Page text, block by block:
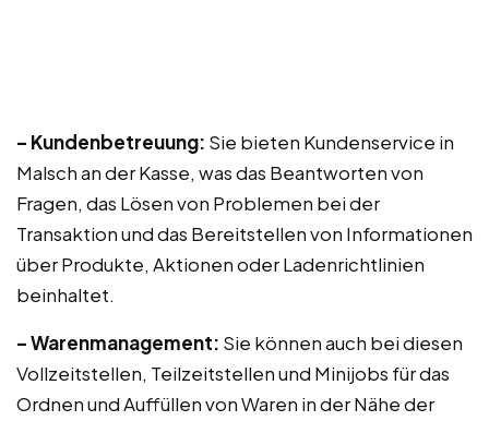
– Kundenbetreuung: Sie bieten Kundenservice in
Malsch an der Kasse, was das Beantworten von
Fragen, das Lösen von Problemen bei der
Transaktion und das Bereitstellen von Informationen
über Produkte, Aktionen oder Ladenrichtlinien
beinhaltet.
– Warenmanagement: Sie können auch bei diesen
Vollzeitstellen, Teilzeitstellen und Minijobs für das
Ordnen und Auffüllen von Waren in der Nähe der